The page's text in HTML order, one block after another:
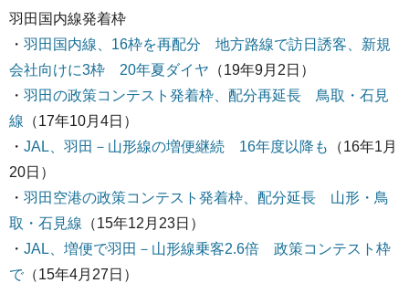
羽田国内線発着枠
・ 羽田国内線、16枠を再配分 地方路線で訪日誘客、新規
会社向けに3枠 20年夏ダイヤ （19年9月2日）
・ 羽田の政策コンテスト発着枠、配分再延長 鳥取・石見
線 （17年10月4日）
・ JAL、羽田－山形線の増便継続 16年度以降も
（16年1月
20日）
・ 羽田空港の政策コンテスト発着枠、配分延長 山形・鳥
取・石見線 （15年12月23日）
・ JAL、増便で羽田－山形線乗客2.6倍 政策コンテスト枠
で（15年4月27日）